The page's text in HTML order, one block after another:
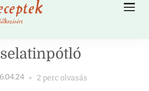
Vegetáriánus
Vega és vegán receptek
vegetáriánusoknak.
2 perc olvasás